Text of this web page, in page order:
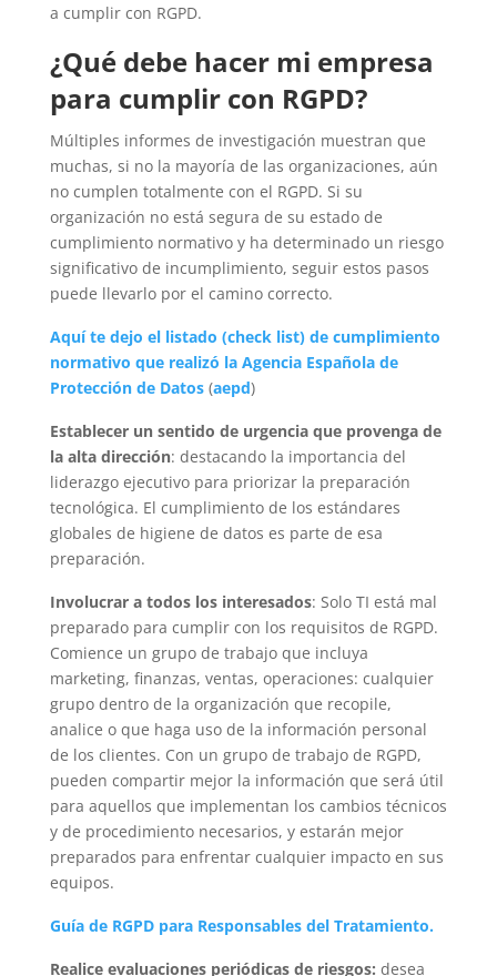
a cumplir con RGPD.
¿Qué debe hacer mi empresa
para cumplir con RGPD?
Múltiples informes de investigación muestran que
muchas, si no la mayoría de las organizaciones, aún
no cumplen totalmente con el RGPD. Si su
organización no está segura de su estado de
cumplimiento normativo y ha determinado un riesgo
significativo de incumplimiento, seguir estos pasos
puede llevarlo por el camino correcto.
Aquí te dejo el listado (check list) de cumplimiento
normativo que realizó la Agencia Española de
Protección de Datos(aepd)
Establecer un sentido de urgencia que provenga de
la alta dirección: destacando la importancia del
liderazgo ejecutivo para priorizar la preparación
tecnológica. El cumplimiento de los estándares
globales de higiene de datos es parte de esa
preparación.
Involucrar a todos los interesados: Solo TI está mal
preparado para cumplir con los requisitos de RGPD.
Comience un grupo de trabajo que incluya
marketing, finanzas, ventas, operaciones: cualquier
grupo dentro de la organización que recopile,
analice o que haga uso de la información personal
de los clientes. Con un grupo de trabajo de RGPD,
pueden compartir mejor la información que será útil
para aquellos que implementan los cambios técnicos
y de procedimiento necesarios, y estarán mejor
preparados para enfrentar cualquier impacto en sus
equipos.
Guía de RGPD para Responsables del Tratamiento.
Realice evaluaciones periódicas de riesgos: desea